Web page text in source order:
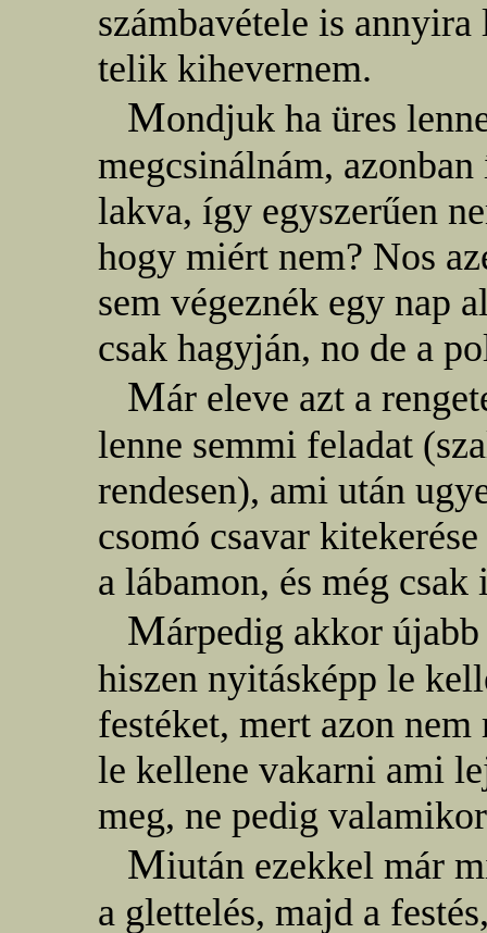
számbavétele is
telik kihevernem.
Mondjuk ha üres
megcsinálnám,
lakva, így egyszerűen
hogy miért nem? Nos
sem végeznék egy nap
csak hagyján, no de a
Már eleve azt a
lenne semmi feladat
rendesen), ami után
csomó csavar
a lábamon, és még
Márpedig akkor
hiszen nyitásképp le
festéket, mert azon
le kellene vakarni ami
meg, ne pedig
Miután ezekkel már
a glettelés, majd a